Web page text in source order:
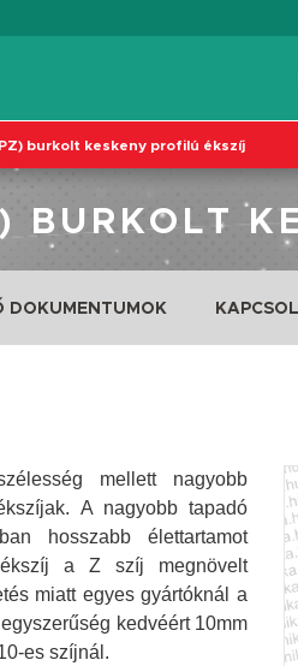
burkolt keskeny profilú ékszíj
BURKOLT
DOKUMENTUMOK
mellett nagyobb
A nagyobb tapadó
hosszabb élettartamot
ékszíj a Z szíj megnövelt
miatt egyes gyártóknál a
kedvéért 10mm
es szíjnál.